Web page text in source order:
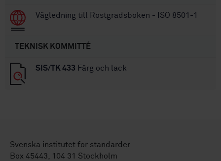
Vägledning till Rostgradsboken - ISO 8501-1
TEKNISK KOMMITTÉ
SIS/TK 433 Färg och lack
Svenska institutet för standarder
Box 45443, 104 31 Stockholm